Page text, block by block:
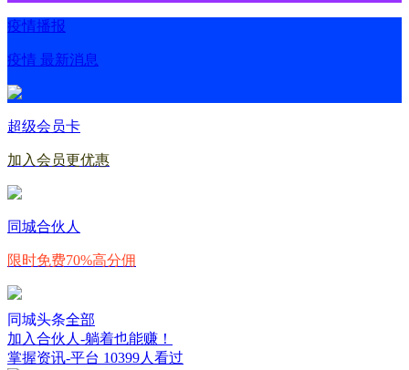
疫情播报
疫情 最新消息
超级会员卡
加入会员更优惠
同城合伙人
限时免费70%高分佣
同城头条全部
加入合伙人-躺着也能赚！
掌握资讯-平台 10399人看过